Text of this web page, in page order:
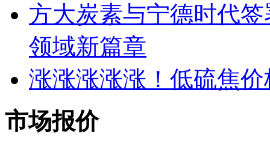
方大炭素与宁德时代
领域新篇章
涨涨涨涨涨！低硫焦价
市场报价